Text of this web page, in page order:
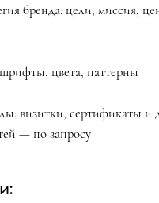
бренда: цели, миссия,
цвета, паттерны
визитки, сертификаты и
— по запросу